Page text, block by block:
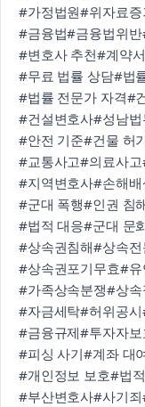
#가정법원#위자료증
#금융법#금융법위반
#변호사 추천#계약
#무료 법률 상담#법
#법률 전문가 자격#
#건설변호사#성남법
#안전 기준#건물 허
#교통사고#의료사고
#지역변호사#손해배
#군대 폭행#인권 침
#법적 대응#군대 문
#상속권침해#상속
#상속권포기무효#유
#가족상속분쟁#상속
#자금세탁#허위공시
#금융규제#투자자보
#피싱 사기#계좌 대
#개인정보 보호#법
#부산변호사#사기죄